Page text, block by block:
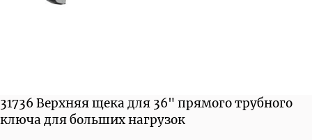
31736 Верхняя щека для 36" прямого трубного
ключа для больших нагрузок